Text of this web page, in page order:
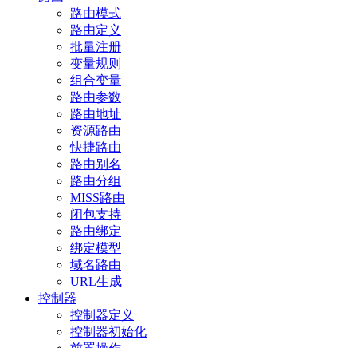
路由模式
路由定义
批量注册
变量规则
组合变量
路由参数
路由地址
资源路由
快捷路由
路由别名
路由分组
MISS路由
闭包支持
路由绑定
绑定模型
域名路由
URL生成
控制器
控制器定义
控制器初始化